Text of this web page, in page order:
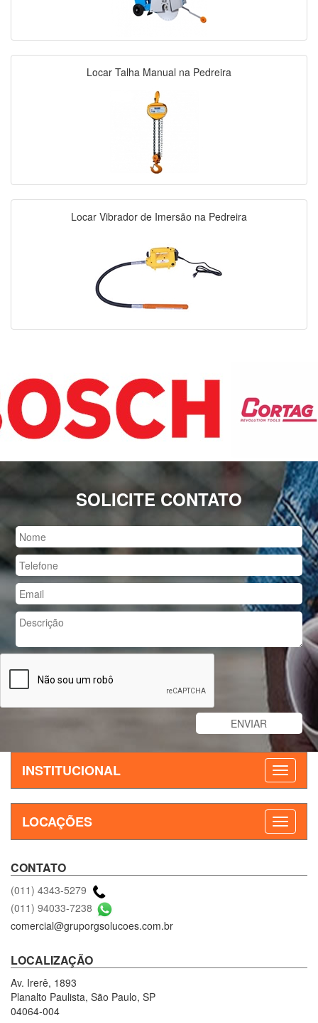
Locar Talha Manual na Pedreira
Locar Vibrador de Imersão na Pedreira
SOLICITE CONTATO
INSTITUCIONAL
LOCAÇÕES
CONTATO
(011) 4343-5279
(011) 94033-7238
comercial@gruporgsolucoes.com.br
LOCALIZAÇÃO
Av. Irerê, 1893
Planalto Paulista, São Paulo, SP
04064-004